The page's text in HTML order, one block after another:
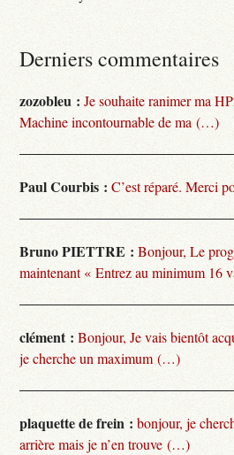
Derniers commentaires
zozobleu : Je souhaite ranimer ma
Machine incontournable de ma (…)
Paul Courbis : C’est réparé. Merci
Bruno PIETTRE : Bonjour, Le
maintenant « Entrez au minimum 16
clément : Bonjour, Je vais bientôt
je cherche un maximum (…)
plaquette de frein : bonjour, je
arrière mais je n’en trouve (…)